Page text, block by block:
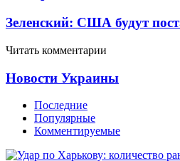
Зеленский: США будут
Читать комментарии
Новости Украины
Последние
Популярные
Комментируемые